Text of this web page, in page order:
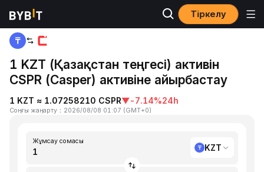
Тіркелу
Басты бет
1 KZT (Қазақстан теңгесі) активін
CSPR (Casper) активіне айырбастау
1 KZT ≈ 1.07258210 CSPR▼-7.14%24h
Соңғы жаңарту ： 2026/08/08 01:07 (GMT+0)
Жұмсау сомасы
KZT